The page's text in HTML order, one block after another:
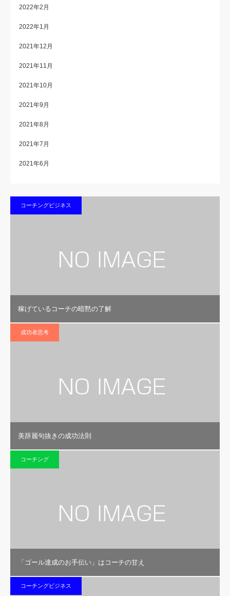
2022年2月
2022年1月
2021年12月
2021年11月
2021年10月
2021年9月
2021年8月
2021年7月
2021年6月
コーチングビジネス
稼げているコーチの暗黙の了解
成功者思考
美辞麗句抜きの成功法則
コーチング
「ゴール達成のお手伝い」はコーチの甘え
コーチングビジネス